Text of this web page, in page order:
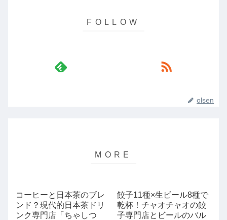
olsen
コーヒーと日本茶のブレ
ンド？現代的日本茶ドリ
ンク専門店「ちゃしつ
餃子11種×生ビール8種で
乾杯！チャオチャオの餃
子専門店とビールのバル